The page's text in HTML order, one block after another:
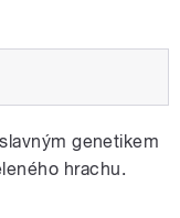
genetikem
hrachu.